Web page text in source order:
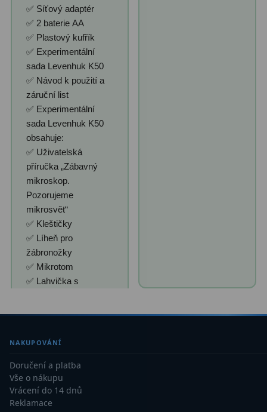
✅ Síťový adaptér
✅ 2 baterie AA
✅ Plastový kufřík
✅ Experimentální
sada Levenhuk K50
✅ Návod k použití a
záruční list
✅ Experimentální
sada Levenhuk K50
obsahuje:
✅ Uživatelská
příručka „Zábavný
mikroskop.
Pozorujeme
mikrosvět“
✅ Kleštičky
✅ Líheň pro
žábronožky
✅ Mikrotom
✅ Lahvička s
NAKUPOVÁNÍ
Doručení a platba
Vše o nákupu
Vrácení do 14 dnů
Reklamace